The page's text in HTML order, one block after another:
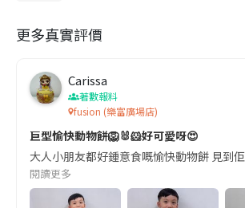
更多真實評價
Carissa
著數報料
fusion (樂富廣場店)
巨型愉快動物餅🦁🐰🐹好可愛呀😍
大人小朋友都好鍾意食嘅愉快動物餅 見
閱讀更多